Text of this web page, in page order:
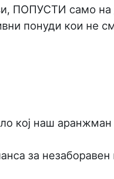
ПОПУСТИ само на
понуди кои не
кој наш
за незаборавен